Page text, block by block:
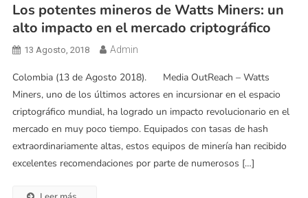
Los potentes mineros de Watts Miners: un
alto impacto en el mercado criptográfico
13 Agosto, 2018 Admin
Colombia (13 de Agosto 2018). Media OutReach – Watts
Miners, uno de los últimos actores en incursionar en el espacio
criptográfico mundial, ha logrado un impacto revolucionario en el
mercado en muy poco tiempo. Equipados con tasas de hash
extraordinariamente altas, estos equipos de minería han recibido
excelentes recomendaciones por parte de numerosos […]